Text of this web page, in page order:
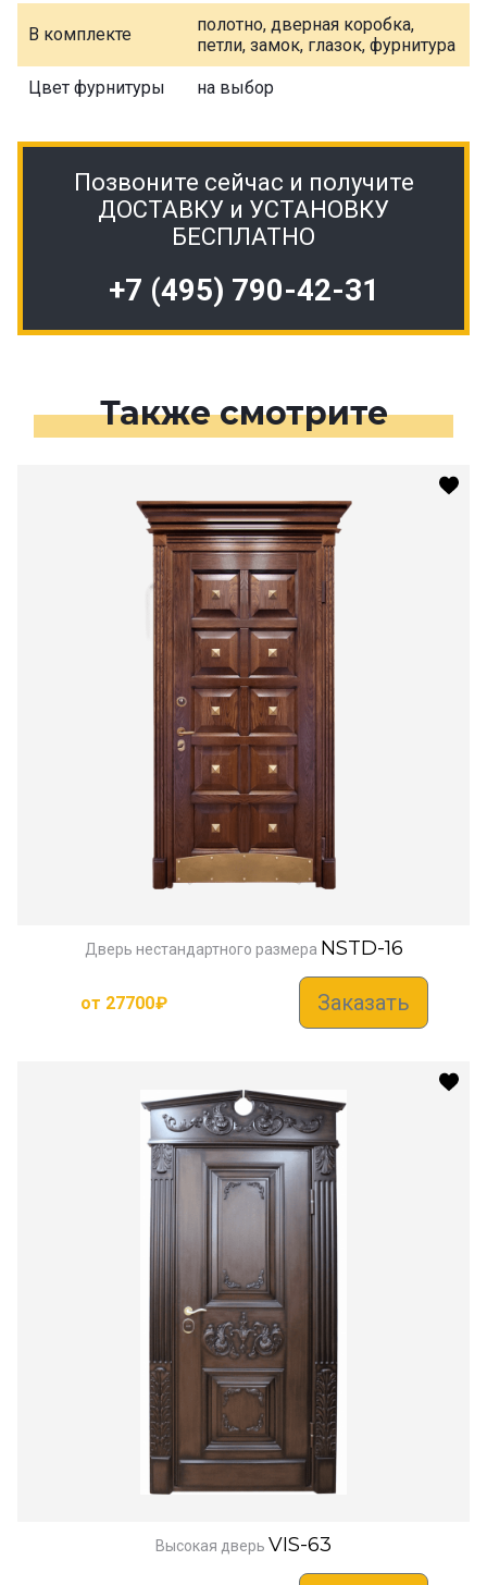
В комплекте
полотно, дверная коробка,
петли, замок, глазок, фурнитура
Цвет фурнитуры на выбор
Позвоните сейчас и получите
ДОСТАВКУ и УСТАНОВКУ
БЕСПЛАТНО
+7 (495) 790-42-31
Также смотрите
Дверь нестандартного размера NSTD-16
от 27700₽ Заказать
Высокая дверь VIS-63